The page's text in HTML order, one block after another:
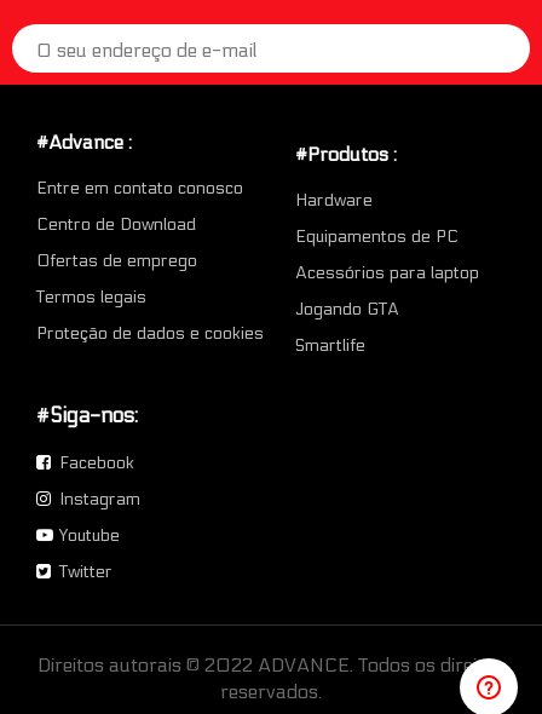
#Advance :
Entre em contato conosco
Centro de Download
Ofertas de emprego
Termos legais
Proteção de dados e cookies
#Produtos :
Hardware
Equipamentos de PC
Acessórios para laptop
Jogando GTA
Smartlife
#Siga-nos:
Facebook
Instagram
Youtube
Twitter
Direitos autorais © 2022 ADVANCE. Todos os direitos
reservados.